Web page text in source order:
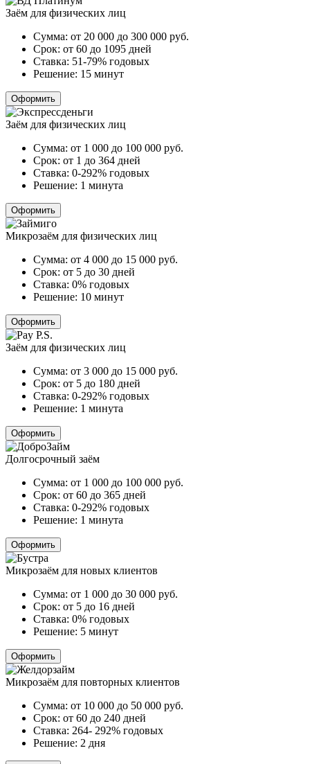
Заём для физических лиц
Сумма: от 20 000 до 300 000 руб.
Срок: от 60 до 1095 дней
Ставка: 51-79% годовых
Решение: 15 минут
Оформить
Заём для физических лиц
Сумма: от 1 000 до 100 000 руб.
Срок: от 1 до 364 дней
Ставка: 0-292% годовых
Решение: 1 минута
Оформить
Микрозаём для физических лиц
Сумма: от 4 000 до 15 000 руб.
Срок: от 5 до 30 дней
Ставка: 0% годовых
Решение: 10 минут
Оформить
Заём для физических лиц
Сумма: от 3 000 до 15 000 руб.
Срок: от 5 до 180 дней
Ставка: 0-292% годовых
Решение: 1 минута
Оформить
Долгосрочный заём
Сумма: от 1 000 до 100 000 руб.
Срок: от 60 до 365 дней
Ставка: 0-292% годовых
Решение: 1 минута
Оформить
Микрозаём для новых клиентов
Сумма: от 1 000 до 30 000 руб.
Срок: от 5 до 16 дней
Ставка: 0% годовых
Решение: 5 минут
Оформить
Микрозаём для повторных клиентов
Сумма: от 10 000 до 50 000 руб.
Срок: от 60 до 240 дней
Ставка: 264- 292% годовых
Решение: 2 дня